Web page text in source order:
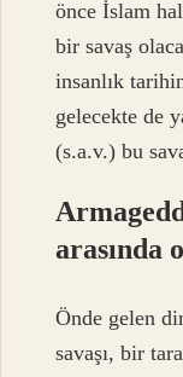
önce İslam
bir savaş
insanlık
gelecekte de
(s.a.v.) bu
arasında
Önde gelen
savaşı, bir